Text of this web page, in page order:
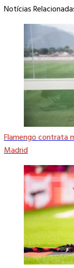
Notícias
Flamengo contrata
Madrid